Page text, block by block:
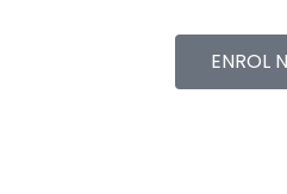
ENROL